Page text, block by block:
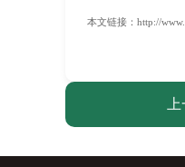
本文链接：http://